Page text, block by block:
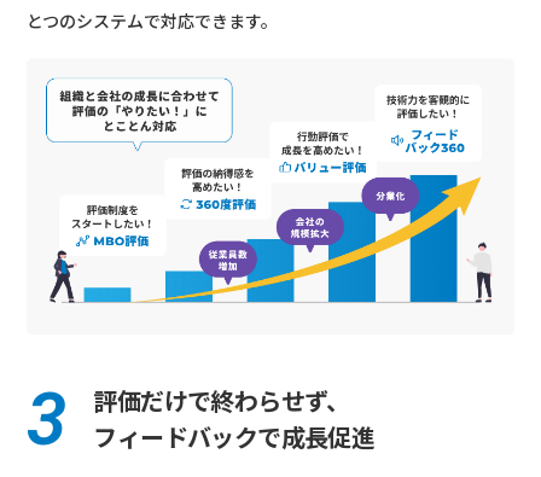
とつのシステムで対応できます。
評価だけで終わらせず、
フィードバックで成長促進